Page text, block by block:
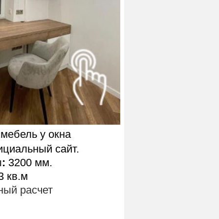
у окна
сайт.
: 3200 мм.
кв.м
расчет